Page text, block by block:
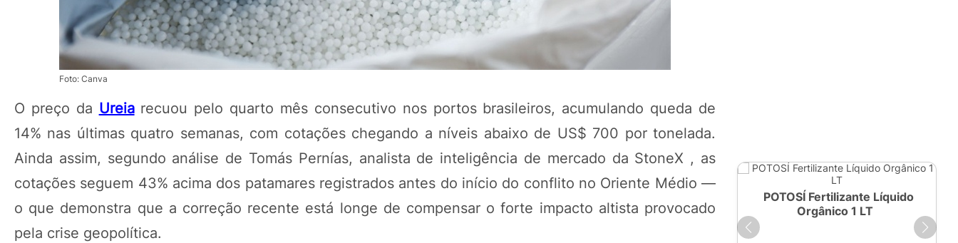
Foto: Canva
O preço da Ureiarecuou pelo quarto mês consecutivo nos portos brasileiros, acumulando queda de
14% nas últimas quatro semanas, com cotações chegando a níveis abaixo de US$ 700 por tonelada.
Ainda assim, segundo análise de Tomás Pernías, analista de inteligência de mercado da StoneX , as
cotações seguem 43% acima dos patamares registrados antes do início do conflito no Oriente Médio —
o que demonstra que a correção recente está longe de compensar o forte impacto altista provocado
pela crise geopolítica.
Orgânico 250ml
POTOSÍ Fertilizante Líquido
Orgânico 1 LT